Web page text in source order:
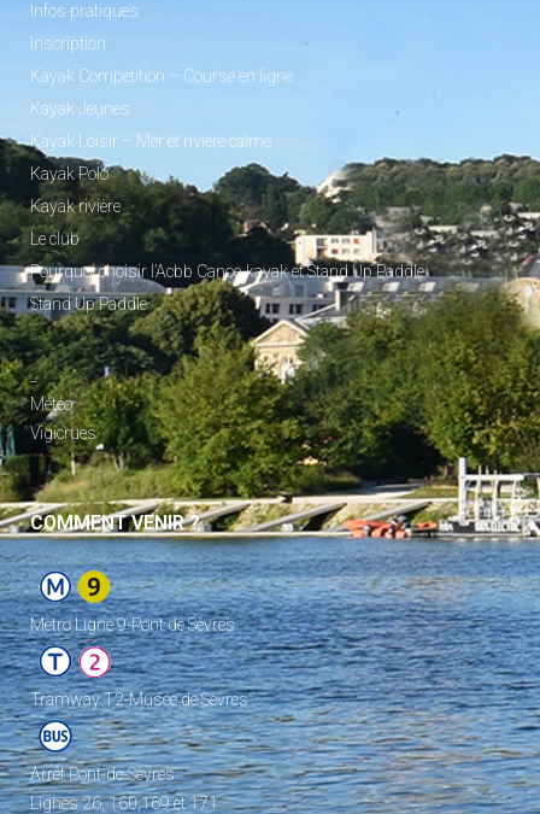
Infos pratiques
Inscription
Kayak Compétition – Course en ligne
Kayak Jeunes
Kayak Loisir – Mer et rivière calme
Kayak Polo
Kayak rivière
Le club
Pourquoi choisir l’Acbb Canoe-kayak et Stand Up Paddle
Stand Up Paddle
_
Météo
Vigicrues
COMMENT VENIR ?
Metro Ligne 9-Pont de Sèvres
Tramway T2-Musée de Sèvres
Arrêt Pont-de-Sèvres
Lignes 26, 160,169 et 171